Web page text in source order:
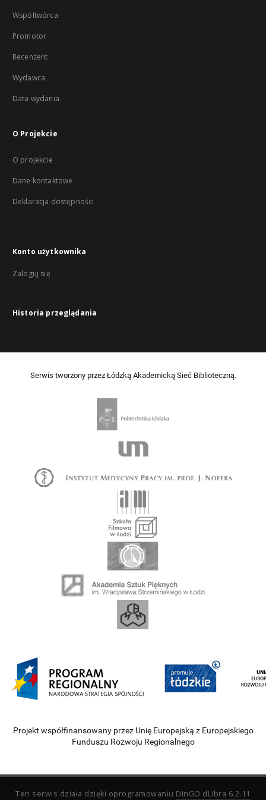
Współtwórca
Promotor
Recenzent
Wydawca
Data wydania
O Projekcie
O projekcie
Dane kontaktowe
Deklaracja dostępności
Konto użytkownika
Zaloguj się
Historia przeglądania
Serwis tworzony przez Łódzką Akademicką Sieć Biblioteczną.
Projekt współfinansowany przez Unię Europejską z Europejskiego
Funduszu Rozwoju Regionalnego
Ten serwis działa dzięki oprogramowaniu DInGO dLibra 6.2.11